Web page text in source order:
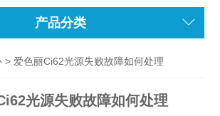
产品分类
> 爱色丽Ci62光源失败故障如何处理
光源失败故障如何处理